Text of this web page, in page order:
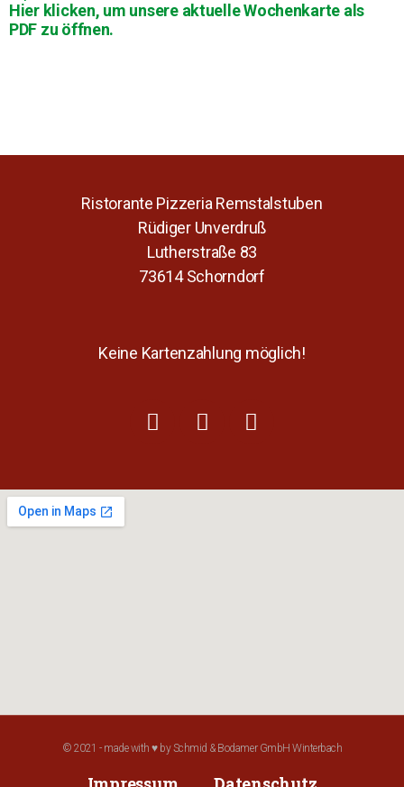
Hier klicken, um unsere aktuelle Wochenkarte als
PDF zu öffnen.
Ristorante Pizzeria Remstalstuben
Rüdiger Unverdruß
Lutherstraße 83
73614 Schorndorf
Keine Kartenzahlung möglich!
© 2021 - made with ♥ by Schmid & Bodamer GmbH Winterbach